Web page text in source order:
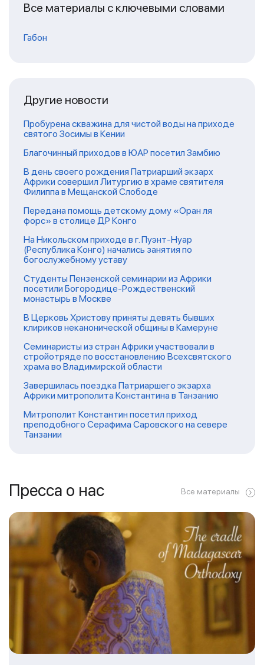
Все материалы с ключевыми словами
Габон
Другие новости
Пробурена скважина для чистой воды на приходе
святого Зосимы в Кении
Благочинный приходов в ЮАР посетил Замбию
В день своего рождения Патриарший экзарх
Африки совершил Литургию в храме святителя
Филиппа в Мещанской Слободе
Передана помощь детскому дому «Оран ля
форс» в столице ДР Конго
На Никольском приходе в г. Пуэнт-Нуар
(Республика Конго) начались занятия по
богослужебному уставу
Студенты Пензенской семинарии из Африки
посетили Богородице-Рождественский
монастырь в Москве
В Церковь Христову приняты девять бывших
клириков неканонической общины в Камеруне
Семинаристы из стран Африки участвовали в
стройотряде по восстановлению Всехсвятского
храма во Владимирской области
Завершилась поездка Патриаршего экзарха
Африки митрополита Константина в Танзанию
Митрополит Константин посетил приход
преподобного Серафима Саровского на севере
Танзании
Пресса о нас Все материалы